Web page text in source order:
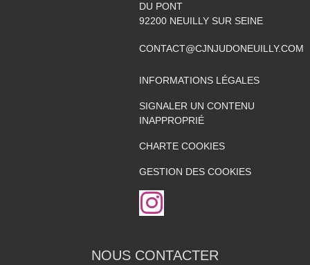
DU PONT
92200 NEUILLY SUR SEINE
CONTACT@CJNJUDONEUILLY.COM
INFORMATIONS LÉGALES
SIGNALER UN CONTENU
INAPPROPRIÉ
CHARTE COOKIES
GESTION DES COOKIES
NOUS CONTACTER